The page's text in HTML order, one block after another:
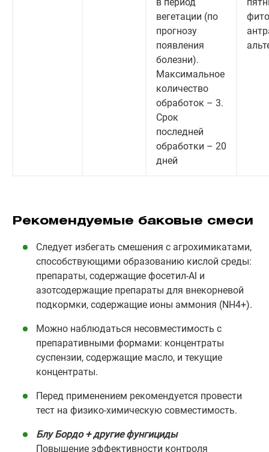
вегетации (по
прогнозу
появления
болезни).
Максимальное
количество
обработок – 3.
Срок
последней
обработки – 20
дней
Рекомендуемые баковые смеси
Следует избегать смешения с агрохимикатами,
способствующими образованию кислой среды:
препараты, содержащие фосетил-Al и
азотсодержащие препараты для внекорневой
подкормки, содержащие ионы аммония (NH4+).
Можно наблюдаться несовместимость с
препаративными формами: концентраты
суспензии, содержащие масло, и текущие
концентраты.
Перед применением рекомендуется провести
тест на физико-химическую совместимость.
Блу Бордо + другие фунгициды
Повышение эффективности контроля